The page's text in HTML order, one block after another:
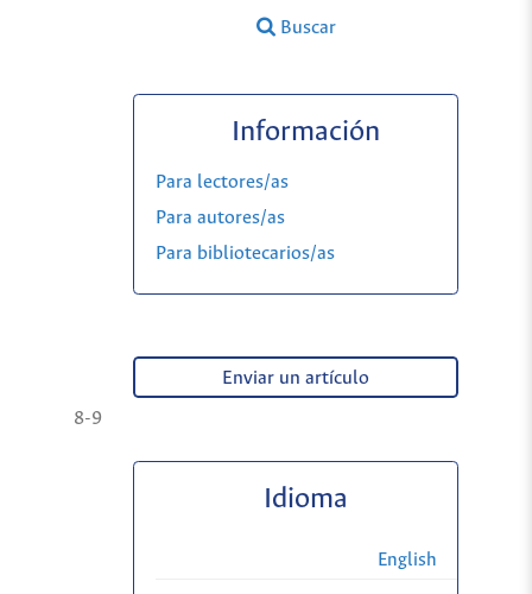
Buscar
8-9
Información
Para lectores/as
Para autores/as
Para bibliotecarios/as
Enviar un artículo
Idioma
English